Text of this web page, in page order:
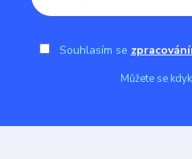
Souhlasím se
Můžete se